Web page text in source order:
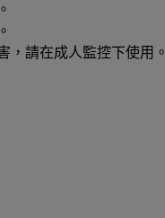
，請在成人監控下使用。